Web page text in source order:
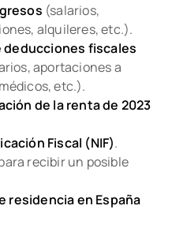
(salarios,
alquileres, etc.).
fiscales
aportaciones a
etc.).
de la renta de 2023
Fiscal (NIF).
recibir un posible
residencia en España